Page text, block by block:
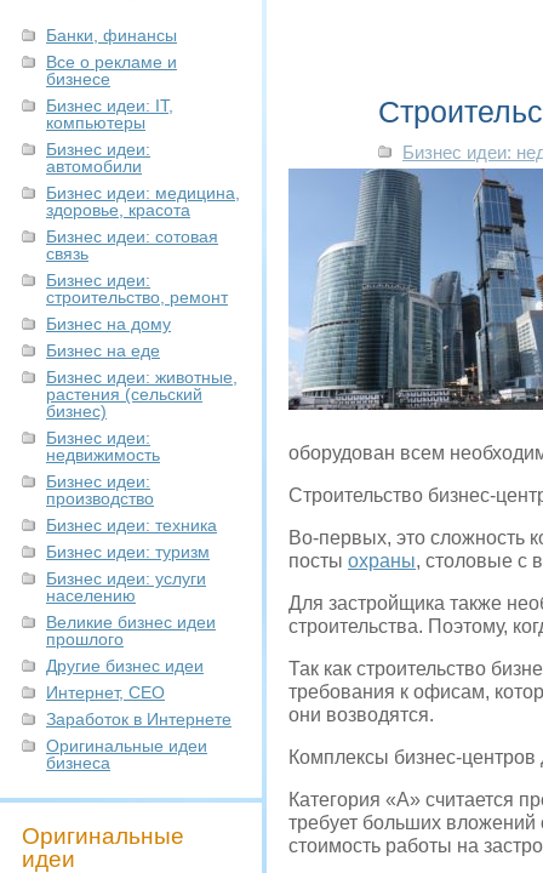
Банки, финансы
Все о рекламе и
бизнесе
Бизнес идеи: IT,
компьютеры
Бизнес идеи:
автомобили
Бизнес идеи: медицина,
здоровье, красота
Бизнес идеи: сотовая
связь
Бизнес идеи:
строительство, ремонт
Бизнес на дому
Бизнес на еде
Бизнес идеи: животные,
растения (сельский
бизнес)
Бизнес идеи:
недвижимость
Бизнес идеи:
производство
Бизнес идеи: техника
Бизнес идеи: туризм
Бизнес идеи: услуги
населению
Великие бизнес идеи
прошлого
Другие бизнес идеи
Интернет, СЕО
Заработок в Интернете
Оригинальные идеи
бизнеса
Оригинальные
идеи
Бизнес идеи:
оборудован всем
Строительство бизнес-
Во-первых, это сложность
посты охраны, столовые с
Для застройщика также
строительства. Поэтому,
Так как строительство
требования к офисам,
они возводятся.
Комплексы бизнес-
Категория «А» считается
требует больших
стоимость работы на